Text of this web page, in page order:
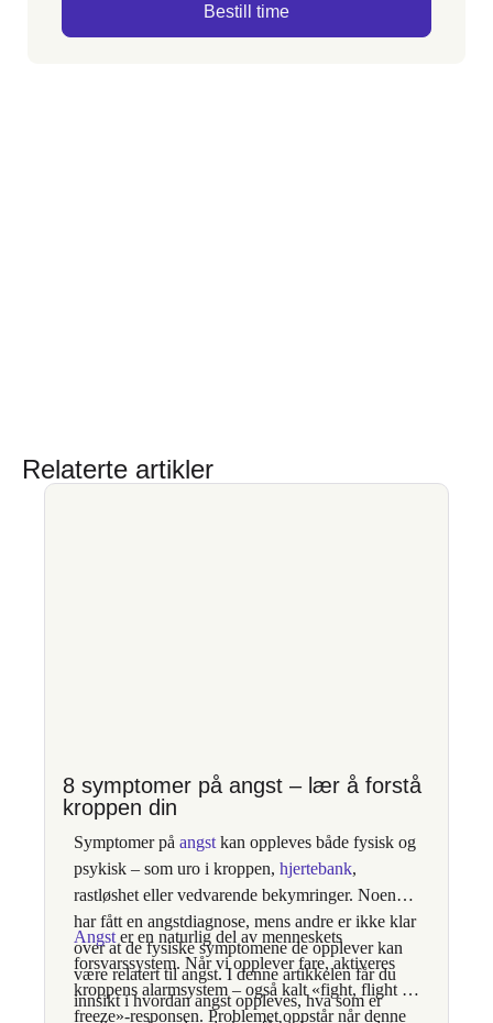
Bestill time
Relaterte artikler
8 symptomer på angst – lær å forstå
kroppen din
Symptomer på angst kan oppleves både fysisk og
psykisk – som uro i kroppen, hjertebank,
rastløshet eller vedvarende bekymringer. Noen
har fått en angstdiagnose, mens andre er ikke klar
over at de fysiske symptomene de opplever kan
være relatert til angst. I denne artikkelen får du
innsikt i hvordan angst oppleves, hva som er
Angst er en naturlig del av menneskets
forsvarssystem. Når vi opplever fare, aktiveres
kroppens alarmsystem – også kalt «fight, flight or
freeze»-responsen. Problemet oppstår når denne